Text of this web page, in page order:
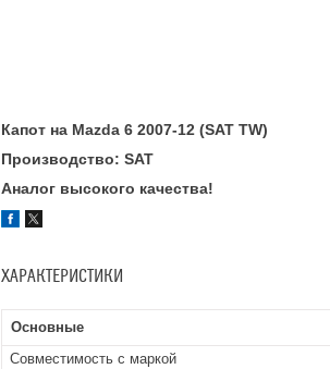
Капот на Mazda 6 2007-12 (SAT TW)
Производство: SAT
Аналог высокого качества!
ХАРАКТЕРИСТИКИ
Основные
Совместимость с маркой